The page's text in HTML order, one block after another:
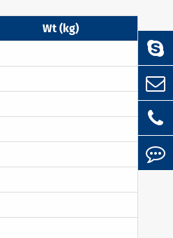
Wt (kg)